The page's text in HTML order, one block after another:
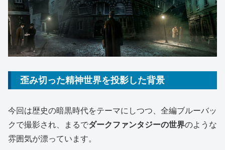
歪み切った精神世界を投影した背景
今回は歴史の暗黒時代をテーマにしつつ、全編ブルーバッ
クで撮影され、まるでダークファンタジーの世界のような
雰囲気が漂っています。